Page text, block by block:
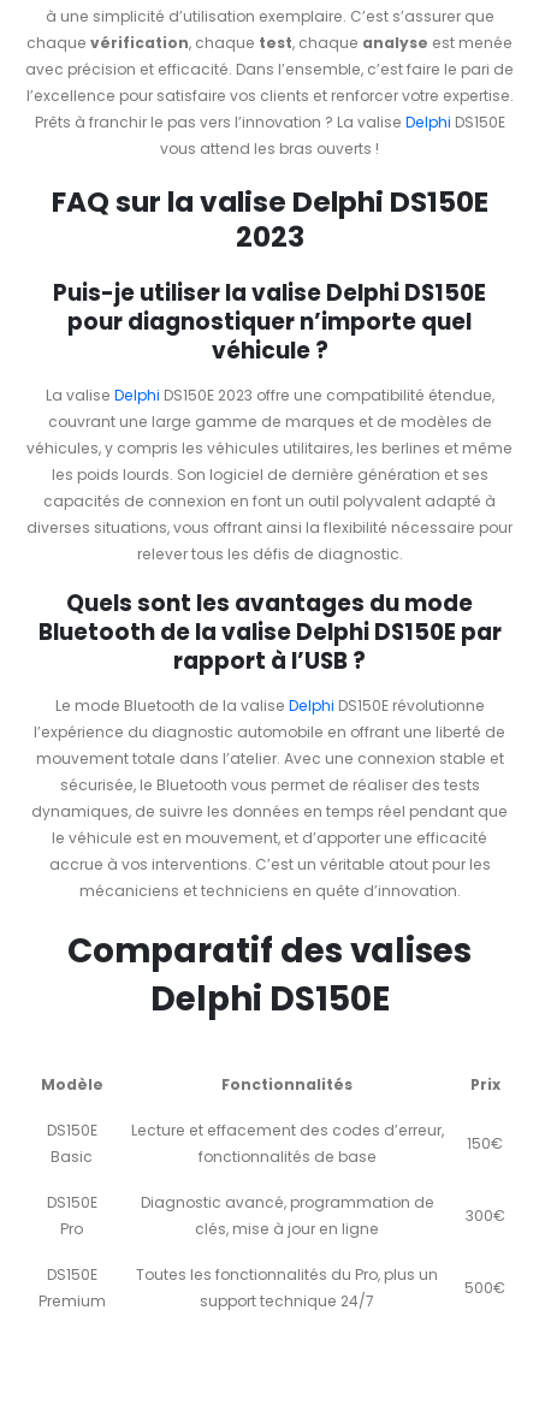
à une simplicité d’utilisation exemplaire. C’est s’assurer que
chaque vérification, chaque test, chaque analyse est menée
avec précision et efficacité. Dans l’ensemble, c’est faire le pari de
l’excellence pour satisfaire vos clients et renforcer votre expertise.
Prêts à franchir le pas vers l’innovation ? La valise Delphi DS150E
vous attend les bras ouverts !
FAQ sur la valise Delphi DS150E
2023
Puis-je utiliser la valise Delphi DS150E
pour diagnostiquer n’importe quel
véhicule ?
La valise Delphi DS150E 2023 offre une compatibilité étendue,
couvrant une large gamme de marques et de modèles de
véhicules, y compris les véhicules utilitaires, les berlines et même
les poids lourds. Son logiciel de dernière génération et ses
capacités de connexion en font un outil polyvalent adapté à
diverses situations, vous offrant ainsi la flexibilité nécessaire pour
relever tous les défis de diagnostic.
Quels sont les avantages du mode
Bluetooth de la valise Delphi DS150E par
rapport à l’USB ?
Le mode Bluetooth de la valise Delphi DS150E révolutionne
l’expérience du diagnostic automobile en offrant une liberté de
mouvement totale dans l’atelier. Avec une connexion stable et
sécurisée, le Bluetooth vous permet de réaliser des tests
dynamiques, de suivre les données en temps réel pendant que
le véhicule est en mouvement, et d’apporter une efficacité
accrue à vos interventions. C’est un véritable atout pour les
mécaniciens et techniciens en quête d’innovation.
Comparatif des valises
Delphi DS150E
Modèle Fonctionnalités Prix
DS150E
Basic
Lecture et effacement des codes d’erreur,
fonctionnalités de base
150€
DS150E
Pro
Diagnostic avancé, programmation de
clés, mise à jour en ligne
300€
DS150E
Premium
Toutes les fonctionnalités du Pro, plus un
support technique 24/7
500€